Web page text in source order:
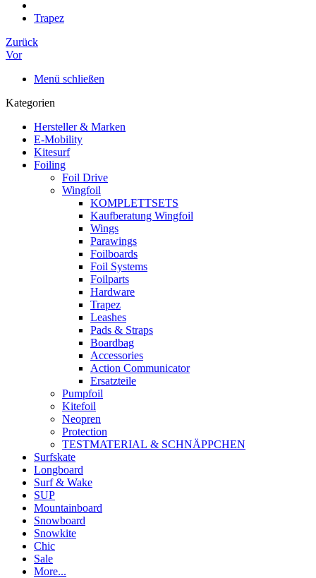
Trapez
Zurück
Vor
Menü schließen
Kategorien
Hersteller & Marken
E-Mobility
Kitesurf
Foiling
Foil Drive
Wingfoil
KOMPLETTSETS
Kaufberatung Wingfoil
Wings
Parawings
Foilboards
Foil Systems
Foilparts
Hardware
Trapez
Leashes
Pads & Straps
Boardbag
Accessories
Action Communicator
Ersatzteile
Pumpfoil
Kitefoil
Neopren
Protection
TESTMATERIAL & SCHNÄPPCHEN
Surfskate
Longboard
Surf & Wake
SUP
Mountainboard
Snowboard
Snowkite
Chic
Sale
More...